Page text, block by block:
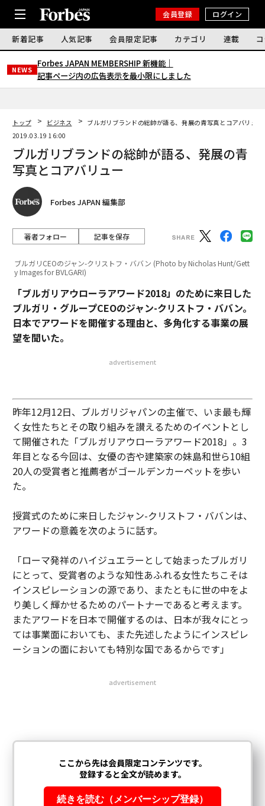
会員登録 ログイン
新着記事 人気記事 会員限定記事 カテゴリ 連載
NEWS
Forbes JAPAN MEMBERSHIP 新機能｜
記事ページ内の広告表示を最小限にしました
トップ ビジネス
ブルガリブランドの総帥が語る、発展の青写真とコアバリュー
2019.03.19 16:00
ブルガリブランドの総帥が語る、発展の青
写真とコアバリュー
Forbes JAPAN 編集部
著者フォロー 記事を保存
ブルガリCEOのジャン-クリストフ・ババン (Photo by Nicholas Hunt/Gett
y Images for BVLGARI)
「ブルガリアウローラアワード2018」のために来日した
ブルガリ・グループCEOのジャン-クリストフ・ババン。
日本でアワードを開催する理由と、多角化する事業の展
望を聞いた。
advertisement
昨年12月12日、ブルガリジャパンの主催で、いま最も輝
く女性たちとその取り組みを讃えるためのイベントとし
て開催された「ブルガリアウローラアワード2018」。3
年目となる今回は、女優の杏や建築家の妹島和世ら10組
20人の受賞者と推薦者がゴールデンカーペットを歩い
た。
授賞式のために来日したジャン-クリストフ・ババンは、
アワードの意義を次のように話す。
「ローマ発祥のハイジュエラーとして始まったブルガリ
にとって、受賞者のような知性あふれる女性たちこそは
インスピレーションの源であり、またともに世の中をよ
り美しく輝かせるためのパートナーであると考えます。
またアワードを日本で開催するのは、日本が我々にとっ
ては事業面においても、また先述したようにインスピレ
ーションの面においても特別な国であるからです」
advertisement